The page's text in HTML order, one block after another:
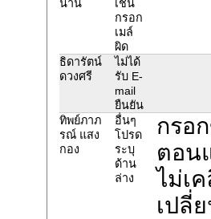
นาน
เช่น
กรอก
เมล์
ผิด
ธิดารัตน์
ดวงศรี
ไม่ได้
รับ E-
mail
ยืนยัน
ทิพย์ภาภ
รณ์ แสง
กอง
อื่นๆ
โปรด
ระบุ
ด้าน
ล่าง
กรอ
ตอน
ไม่เ
เปลี่